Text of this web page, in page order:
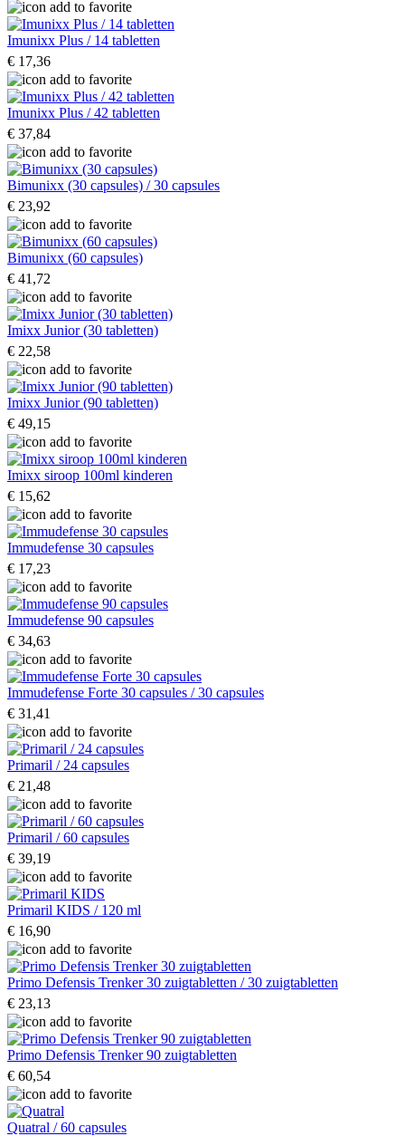
Imunixx Plus / 14 tabletten
€ 17,36
Imunixx Plus / 42 tabletten
€ 37,84
Bimunixx (30 capsules) / 30 capsules
€ 23,92
Bimunixx (60 capsules)
€ 41,72
Imixx Junior (30 tabletten)
€ 22,58
Imixx Junior (90 tabletten)
€ 49,15
Imixx siroop 100ml kinderen
€ 15,62
Immudefense 30 capsules
€ 17,23
Immudefense 90 capsules
€ 34,63
Immudefense Forte 30 capsules / 30 capsules
€ 31,41
Primaril / 24 capsules
€ 21,48
Primaril / 60 capsules
€ 39,19
Primaril KIDS / 120 ml
€ 16,90
Primo Defensis Trenker 30 zuigtabletten / 30 zuigtabletten
€ 23,13
Primo Defensis Trenker 90 zuigtabletten
€ 60,54
Quatral / 60 capsules